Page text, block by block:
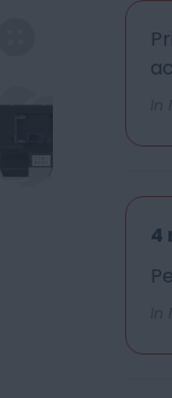
In
4
In